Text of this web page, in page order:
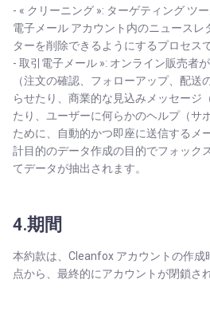
- « クリーニング »: ターゲティング ツ
電子メール アカウント内のニュースレ
ターを削除できるようにするプロセスで
- 取引電子メール »: オンライン販売者
（注文の確認、フォローアップ、配送
らせたり、商業的な見込みメッセージ
たり、ユーザーに何らかのヘルプ（サ
ために、自動的かつ即座に送信するメ
計目的のデータ作成の目的でフォック
てデータが抽出されます。
4.期間
本約款は、Cleanfox アカウントの作
点から、最終的にアカウントが閉鎖さ